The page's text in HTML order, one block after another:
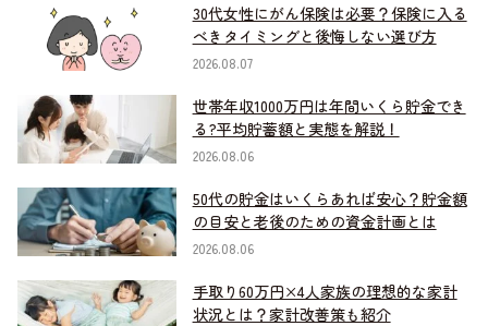
30代女性にがん保険は必要？保険に入る
べきタイミングと後悔しない選び方
2026.08.07
世帯年収1000万円は年間いくら貯金でき
る?平均貯蓄額と実態を解説！
2026.08.06
50代の貯金はいくらあれば安心？貯金額
の目安と老後のための資金計画とは
2026.08.06
手取り60万円×4人家族の理想的な家計
状況とは？家計改善策も紹介